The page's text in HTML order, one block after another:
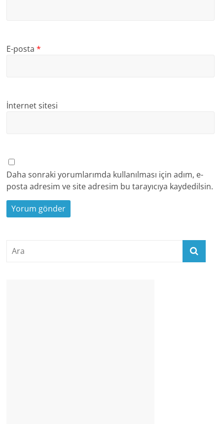
E-posta*
İnternet sitesi
Daha sonraki yorumlarımda kullanılması için adım, e-
posta adresim ve site adresim bu tarayıcıya kaydedilsin.